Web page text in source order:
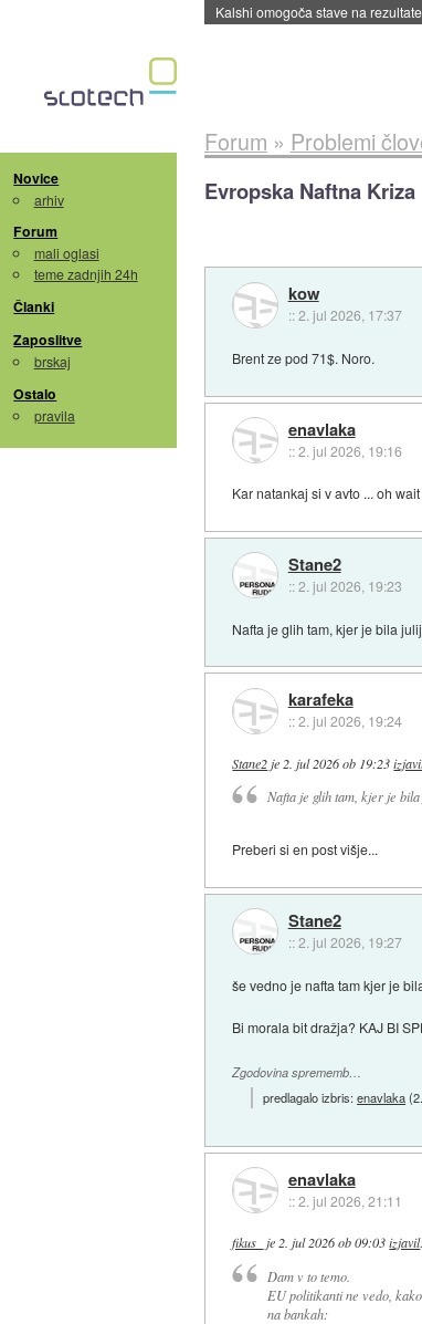
Kalshi omogoča stave na
Novice
arhiv
Forum
mali oglasi
teme zadnjih 24h
Članki
Zaposlitve
brskaj
Ostalo
pravila
Forum » Problemi
Evropska Naftna Kriza
kow
::2. jul 2026, 17:37
Brent ze pod 71$. Noro.
enavlaka
::2. jul 2026, 19:16
Kar natankaj si v avto ... oh wait
Stane2
::2. jul 2026, 19:23
Nafta je glih tam, kjer je bila
karafeka
::2. jul 2026, 19:24
Stane2 je 2. jul 2026 ob 19:23
Nafta je glih tam, kjer je
Preberi si en post višje...
Stane2
::2. jul 2026, 19:27
še vedno je nafta tam kjer je
Bi morala bit dražja? KAJ BI
Zgodovina sprememb…
predlagalo izbris:enavlaka(
enavlaka
::2. jul 2026, 21:11
fikus_ je2. jul 2026 ob 09:03 izjavil:
Dam v to temo.
EU politikanti ne vedo,
na bankah: